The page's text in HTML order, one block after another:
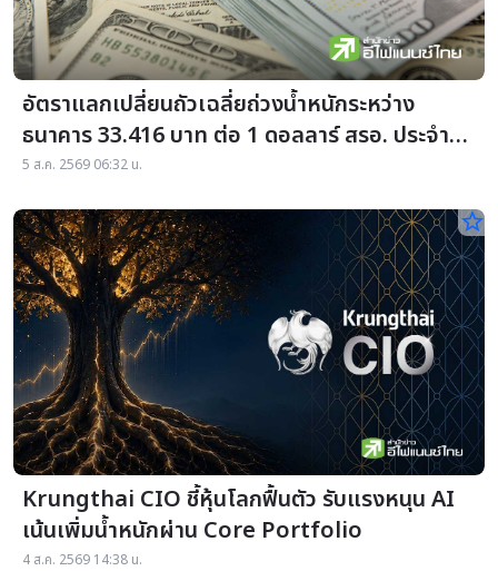
อัตราแลกเปลี่ยนถัวเฉลี่ยถ่วงน้ำหนักระหว่าง
ธนาคาร 33.416 บาท ต่อ 1 ดอลลาร์ สรอ. ประจำวัน
ที่ 04 สิงหาคม 2569
5 ส.ค. 2569 06:32 น.
star_border
Krungthai CIO ชี้หุ้นโลกฟื้นตัว รับแรงหนุน AI
เน้นเพิ่มน้ำหนักผ่าน Core Portfolio
4 ส.ค. 2569 14:38 น.